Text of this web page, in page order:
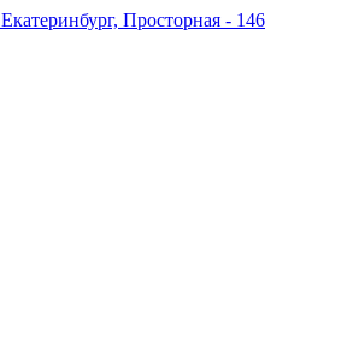
Екатеринбург, Просторная - 146